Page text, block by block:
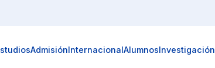
AdmisiónInternacionalAlumnosInvestigación